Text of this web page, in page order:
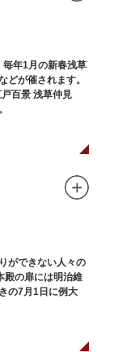
年1月の新春浅草
どが催されます。
百景 浅草仲見
ができない人々の
殿の扉には明治維
の7月1日に例大